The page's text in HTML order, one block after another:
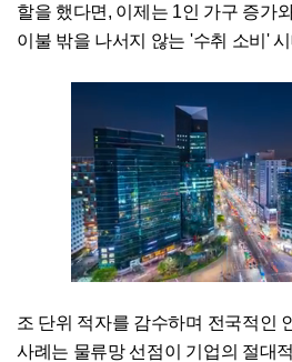
할을 했다면, 이제는 1인 가구 증가
이불 밖을 나서지 않는 '수취 소비'
조 단위 적자를 감수하며 전국적인
사례는 물류망 선점이 기업의 절대